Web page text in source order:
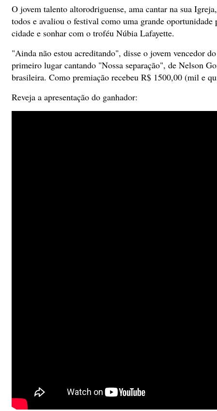
O jovem talento altorodriguense, ama cantar na sua
todos e avaliou o festival como uma grande oportunidade
cidade e sonhar com o troféu Núbia Lafayette.
"Ainda não estou acreditando", disse o jovem vencedor
primeiro lugar cantando "Nossa separação", de Nelson
brasileira. Como premiação recebeu R$ 1500,00 (mil e
Reveja a apresentação do ganhador: